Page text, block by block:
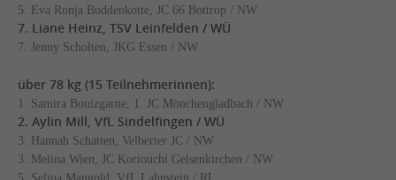
5. Eva Ronja Buddenkotte, JC 66 Bottrop / NW
7. Liane Heinz, TSV Leinfelden / WÜ
7. Jenny Scholten, JKG Essen / NW
über 78 kg (15 Teilnehmerinnen):
1. Samira Bouizgarne, 1. JC Mönchengladbach / NW
2. Aylin Mill, VfL Sindelfingen / WÜ
3. Hannah Schatten, Velberter JC / NW
3. Melina Wien, JC Koriouchi Gelsenkirchen / NW